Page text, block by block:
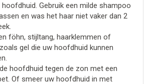
Gebruik een milde shampoo
en was het haar niet vaker dan 2
föhn, stijltang, haarklemmen of
gel die uw hoofdhuid kunnen
hoofdhuid tegen de zon met een
Of smeer uw hoofdhuid in met